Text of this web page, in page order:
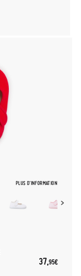
PLUS D'INFORMATION
37,95€